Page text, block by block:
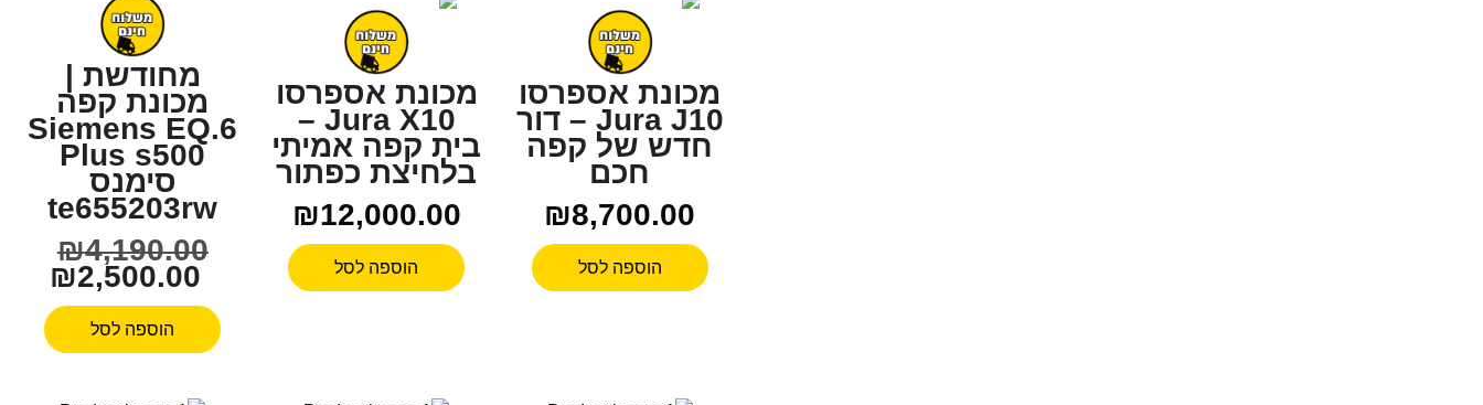
מכונת אספרסו
Jura J10 – דור
חדש של קפה
חכם
₪8,700.00
הוספה לסל
מכונת אספרסו
Jura X10 –
בית קפה אמיתי
בלחיצת כפתור
₪12,000.00
הוספה לסל
מחודשת |
מכונת קפה
Siemens EQ.6
Plus s500
סימנס
te655203rw
₪4,190.00
₪2,500.00
הוספה לסל